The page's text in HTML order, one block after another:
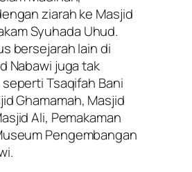
ziarah ke Masjid
Syuhada Uhud.
bersejarah lain di
Nabawi juga tak
Tsaqifah Bani
Ghamamah, Masjid
Ali, Pemakaman
Pengembangan